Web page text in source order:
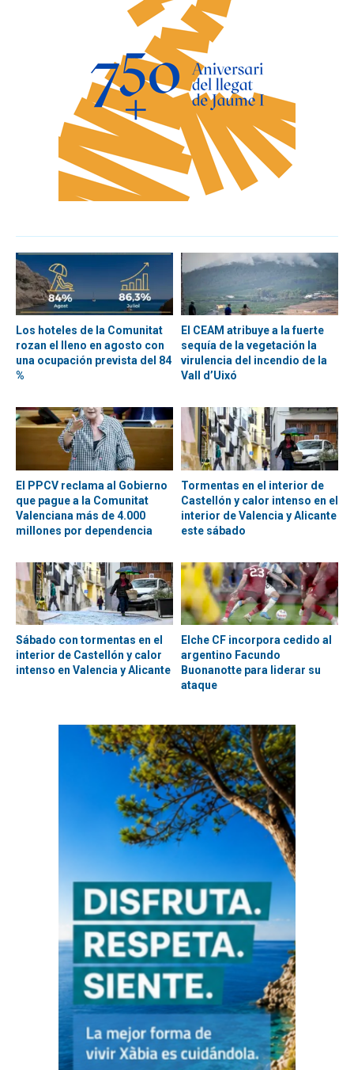
Los hoteles de la Comunitat
rozan el lleno en agosto con
una ocupación prevista del 84
%
El CEAM atribuye a la fuerte
sequía de la vegetación la
virulencia del incendio de la
Vall d’Uixó
El PPCV reclama al Gobierno
que pague a la Comunitat
Valenciana más de 4.000
millones por dependencia
Tormentas en el interior de
Castellón y calor intenso en el
interior de Valencia y Alicante
este sábado
Sábado con tormentas en el
interior de Castellón y calor
intenso en Valencia y Alicante
Elche CF incorpora cedido al
argentino Facundo
Buonanotte para liderar su
ataque